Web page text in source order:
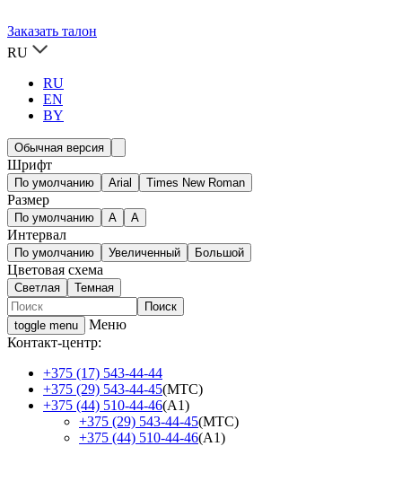
Заказать талон
RU
RU
EN
BY
Обычная версия
Шрифт
По умолчанию Arial Times New Roman
Размер
По умолчанию A A
Интервал
По умолчанию Увеличенный Большой
Цветовая схема
Светлая Темная
toggle menu
Меню
Контакт-центр:
+375 (17) 543-44-44
+375 (29) 543-44-45(МТС)
+375 (44) 510-44-46(А1)
+375 (29) 543-44-45(МТС)
+375 (44) 510-44-46(А1)